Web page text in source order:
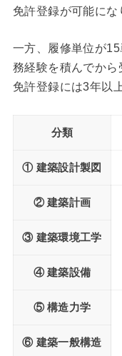
免許登録が可能にな
一方、履修単位が
務経験を積んでから
免許登録には3年以
分類
① 建築設計製図
② 建築計画
③ 建築環境工学
④ 建築設備
⑤ 構造力学
⑥ 建築一般構造